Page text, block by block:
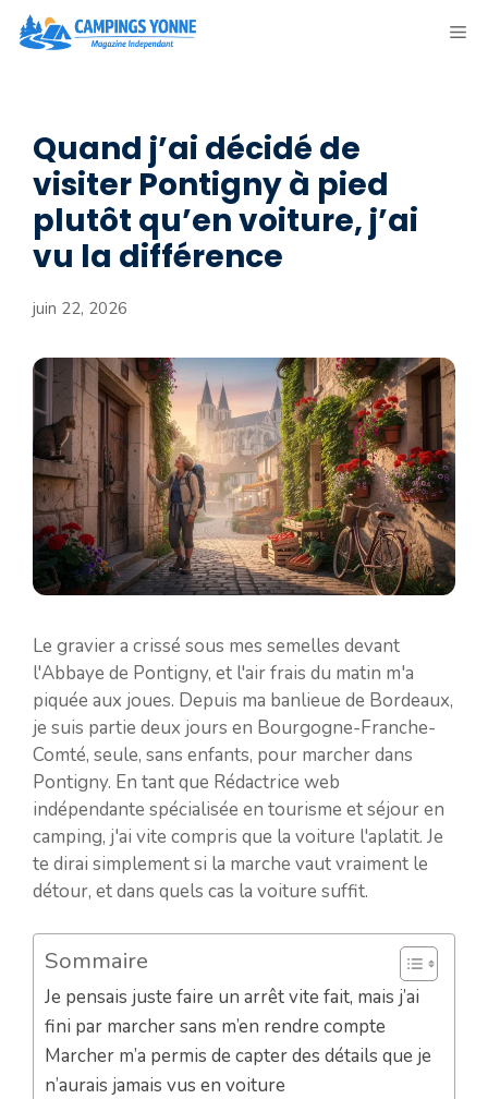
Aller
Quand j’ai décidé de
visiter Pontigny à pied
plutôt qu’en voiture, j’ai
vu la différence
juin 22, 2026
Le gravier a crissé sous mes semelles devant
l'Abbaye de Pontigny, et l'air frais du matin m'a
piquée aux joues. Depuis ma banlieue de Bordeaux,
je suis partie deux jours en Bourgogne-Franche-
Comté, seule, sans enfants, pour marcher dans
Pontigny. En tant que Rédactrice web
indépendante spécialisée en tourisme et séjour en
camping, j'ai vite compris que la voiture l'aplatit. Je
te dirai simplement si la marche vaut vraiment le
détour, et dans quels cas la voiture suffit.
Sommaire
Je pensais juste faire un arrêt vite fait, mais j’ai
fini par marcher sans m’en rendre compte
Marcher m’a permis de capter des détails que je
n’aurais jamais vus en voiture